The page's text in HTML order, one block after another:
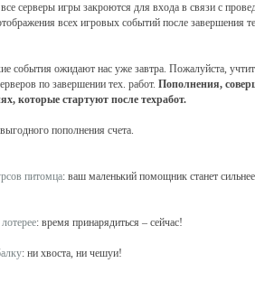
серверы игры закроются для входа в связи с
всех игровых событий после завершения
события ожидают нас уже завтра. Пожалуйста,
по завершении тех. работ. Пополнения,
стартуют после техработ.
пополнения счета.
питомца: ваш маленький помощник станет
: время принарядиться – сейчас!
: ни хвоста, ни чешуи!